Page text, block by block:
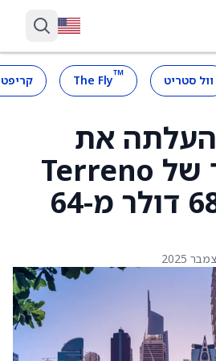
וול סטריט ™
The Fly
KeyBanc העלתה את
מחיר היעד של Terreno
Realty ל-68 דולר מ-64